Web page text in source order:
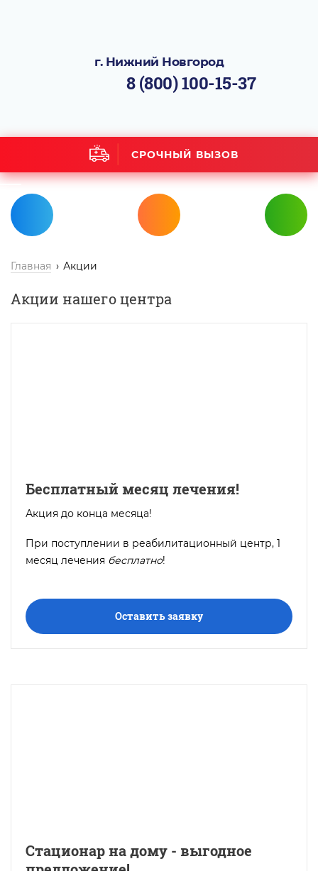
г. Нижний Новгород
8 (800) 100-15-37
СРОЧНЫЙ ВЫЗОВ
Главная Акции
Акции нашего центра
Бесплатный месяц лечения!
Акция до конца месяца!
При поступлении в реабилитационный центр, 1
месяц лечения бесплатно!
Оставить заявку
Стационар на дому - выгодное